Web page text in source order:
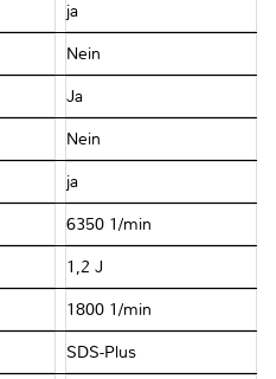
ja
Nein
Ja
Nein
ja
6350 1/min
1,2 J
1800 1/min
SDS-Plus